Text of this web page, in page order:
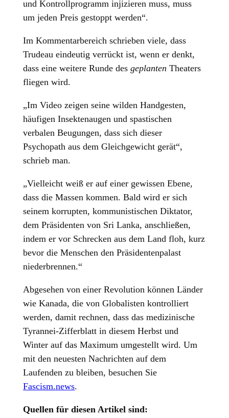
und Kontrollprogramm injizieren muss, muss
um jeden Preis gestoppt werden“.
Im Kommentarbereich schrieben viele, dass
Trudeau eindeutig verrückt ist, wenn er denkt,
dass eine weitere Runde desgeplantenTheaters
fliegen wird.
„Im Video zeigen seine wilden Handgesten,
häufigen Insektenaugen und spastischen
verbalen Beugungen, dass sich dieser
Psychopath aus dem Gleichgewicht gerät“,
schrieb man.
„Vielleicht weiß er auf einer gewissen Ebene,
dass die Massen kommen. Bald wird er sich
seinem korrupten, kommunistischen Diktator,
dem Präsidenten von Sri Lanka, anschließen,
indem er vor Schrecken aus dem Land floh, kurz
bevor die Menschen den Präsidentenpalast
niederbrennen.“
Abgesehen von einer Revolution können Länder
wie Kanada, die von Globalisten kontrolliert
werden, damit rechnen, dass das medizinische
Tyrannei-Zifferblatt in diesem Herbst und
Winter auf das Maximum umgestellt wird. Um
mit den neuesten Nachrichten auf dem
Laufenden zu bleiben, besuchen Sie
Fascism.news.
Quellen für diesen Artikel sind: